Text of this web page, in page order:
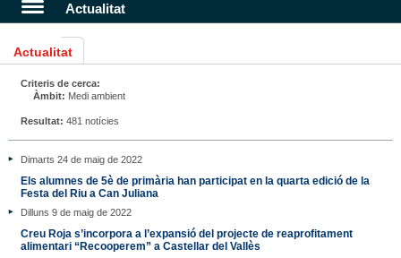
Actualitat
Actualitat
Criteris de cerca:
Àmbit: Medi ambient
Resultat: 481 notícies
Dimarts 24 de maig de 2022
Els alumnes de 5è de primària han participat en la quarta edició de la
Festa del Riu a Can Juliana
Dilluns 9 de maig de 2022
Creu Roja s’incorpora a l’expansió del projecte de reaprofitament
alimentari “Recooperem” a Castellar del Vallès